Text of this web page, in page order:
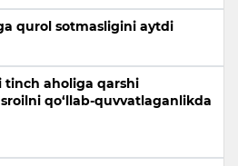
qurol sotmasligini aytdi
tinch aholiga qarshi
qo‘llab-quvvatlaganlikda